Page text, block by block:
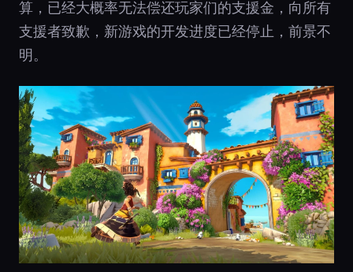
算，已经大概率无法偿还玩家们的支援金，向所有
支援者致歉，新游戏的开发进度已经停止，前景不
明。